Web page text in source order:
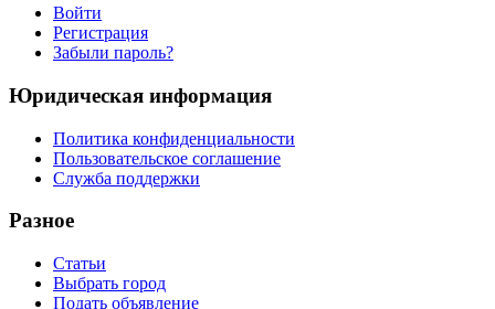
Войти
Регистрация
Забыли пароль?
Юридическая информация
Политика конфиденциальности
Пользовательское соглашение
Служба поддержки
Разное
Статьи
Выбрать город
Подать объявление